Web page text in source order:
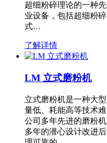
超细粉碎理论的一种
业设备，包括超细粉
式…
了解详情
LM 立式磨粉机
立式磨粉机是一种大
量低、耗能高等技术
公司多年先进的磨粉
多年的潜心设计改进